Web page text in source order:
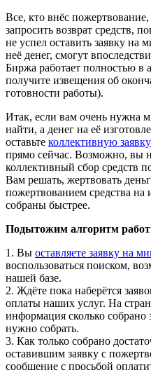
Все, кто внёс
запросить возврат средств,
не успел оставить заявку на
неё денег, смогут
Биржа работает полностью в
получите извещения об
готовности работы).
Итак, если вам очень нужна
найти, а денег на её
оставьте коллективную
прямо сейчас. Возможно, вы
коллективный сбор средств
Вам решать, жертвовать
пожертвованием средства на
собраны быстрее.
Подытожим алгоритм
1. Вы оставляете заявку на
воспользоваться поиском,
нашей базе.
2. Ждёте пока наберётся
оплаты наших услуг. На
информация сколько собрано
нужно собрать.
3. Как только собрано
оставившим заявку с
сообщение с просьбой